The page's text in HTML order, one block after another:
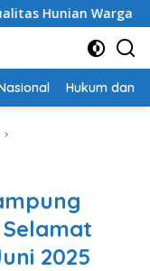
Warga dan Serap
Hukum dan
2025